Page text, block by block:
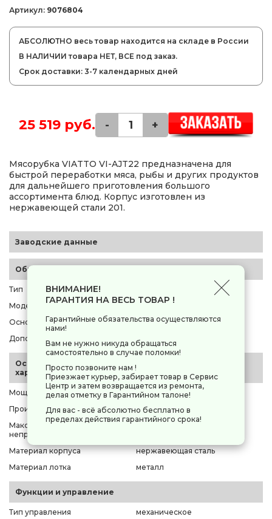
Артикул: 9076804
АБСОЛЮТНО весь товар находится на складе в России
В НАЛИЧИИ товара НЕТ, ВСЕ под заказ.
Срок доставки: 3-7 календарных дней
25 519 руб. - +
Мясорубка VIATTO VI-AJT22 предназначена для
быстрой переработки мяса, рыбы и других продуктов
для дальнейшего приготовления большого
ассортимента блюд. Корпус изготовлен из
нержавеющей стали 201.
Заводские данные
Общие параметры
Тип
мясорубка электрическая
Модель
Viatto VI-AJT22
Основной цвет
серебристый
Дополнительный цвет
нет
Основные
характеристики
Мощность максимальная
1100 Вт
Производительность
200 кг/мин
Максимальное время
непрерывной работы
Материал корпуса
нержавеющая сталь
Материал лотка
металл
Функции и управление
Тип управления
механическое
ВНИМАНИЕ!
ГАРАНТИЯ НА ВЕСЬ ТОВАР !
Гарантийные обязательства осуществляются
нами!
Вам не нужно никуда обращаться
самостоятельно в случае поломки!
Просто позвоните нам !
Приезжает курьер, забирает товар в Сервис
Центр и затем возвращается из ремонта,
делая отметку в Гарантийном талоне!
Для вас - всё абсолютно бесплатно в
пределах действия гарантийного срока!